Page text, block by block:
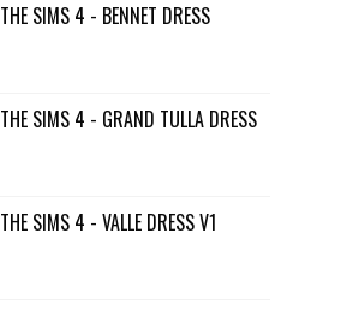
THE SIMS 4 - BENNET DRESS
THE SIMS 4 - GRAND TULLA DRESS
THE SIMS 4 - VALLE DRESS V1